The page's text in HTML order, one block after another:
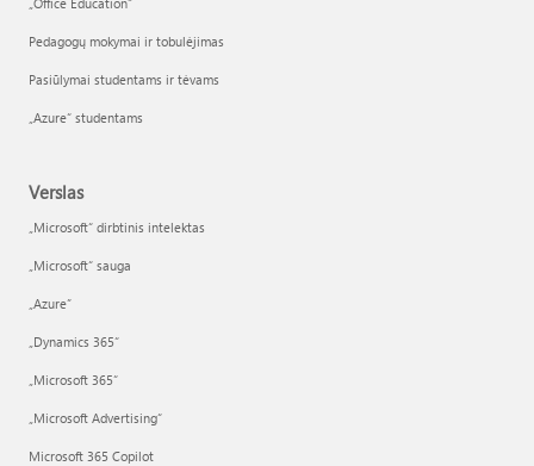
Pedagogų mokymai ir tobulėjimas
Pasiūlymai studentams ir tėvams
„Azure“ studentams
Verslas
„Microsoft“ dirbtinis intelektas
„Microsoft“ sauga
„Azure”
„Dynamics 365“
„Microsoft 365“
„Microsoft Advertising“
Microsoft 365 Copilot